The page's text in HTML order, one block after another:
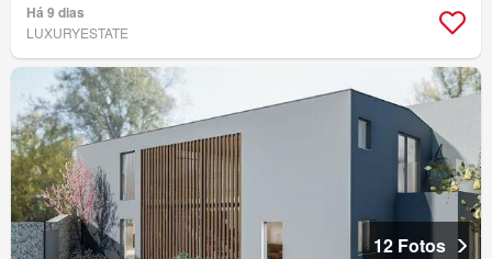
Há 9 dias
LUXURYESTATE
12 Fotos